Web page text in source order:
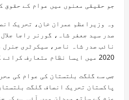
جو حقیقی معنوں میں عوام کے حقوق
وہ وزیراعظم عمران خان، تحریک
صدر سید جعفر شاہ، گورنر راجا
نائب صدر شاہ ناصر، سیکرٹری
2020 میں ایسا نظام متعارف کرائے گی
جس سے گلگت بلتستان کی عوام کی
پاکستان تحریک انصاف گلگت
عزم کے ساتھ میدان میں آئی ہے کہ